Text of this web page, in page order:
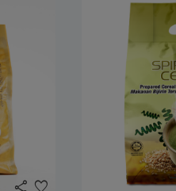
share favorite